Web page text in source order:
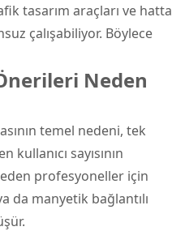
tasarım araçları ve hatta
çalışabiliyor. Böylece
Neden
temel nedeni, tek
sayısının
profesyoneller için
da manyetik bağlantılı